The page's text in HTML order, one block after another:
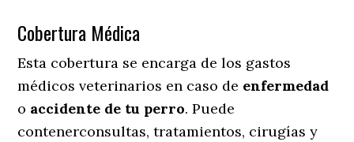
Cobertura Médica
Esta cobertura se encarga de los gastos
médicos veterinarios en caso de enfermedad
o accidente de tu perro. Puede
contenerconsultas, tratamientos, cirugías y